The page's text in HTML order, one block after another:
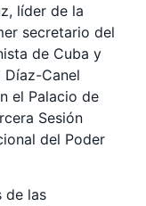
líder de la
secretario del
de Cuba y
Díaz-Canel
el Palacio de
Sesión
del Poder
de las